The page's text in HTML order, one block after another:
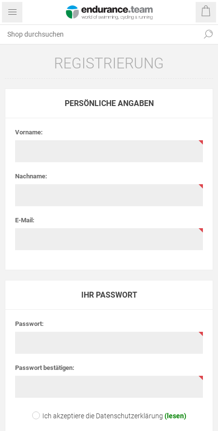
REGISTRIERUNG
PERSÖNLICHE ANGABEN
Vorname:
Nachname:
E-Mail:
IHR PASSWORT
Passwort:
Passwort bestätigen:
Ich akzeptiere die Datenschutzerklärung (lesen)